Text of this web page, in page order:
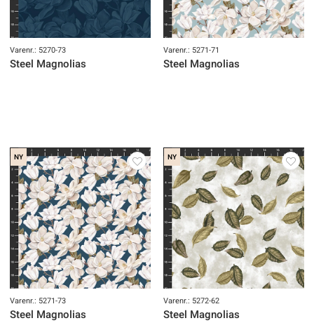
Varenr.: 5270-73
Steel Magnolias
Varenr.: 5271-71
Steel Magnolias
NY
Varenr.: 5271-73
Steel Magnolias
NY
Varenr.: 5272-62
Steel Magnolias